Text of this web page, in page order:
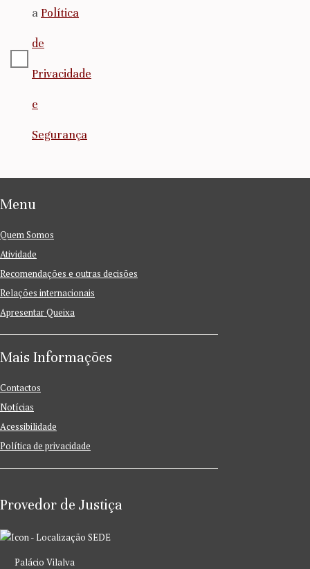
a Política
de
Privacidade
e
Segurança
Menu
Quem Somos
Atividade
Recomendações e outras decisões
Relações internacionais
Apresentar Queixa
Mais Informações
Contactos
Notícias
Acessibilidade
Política de privacidade
Provedor de Justiça
SEDE
Palácio Vilalva